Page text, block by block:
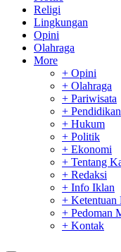
Religi
Lingkungan
Opini
Olahraga
More
+ Opini
+ Olahraga
+ Pariwisata
+ Pendidikan
+ Hukum
+ Politik
+ Ekonomi
+ Tentang
+ Redaksi
+ Info Iklan
+ Ketentuan
+ Pedoman
+ Kontak